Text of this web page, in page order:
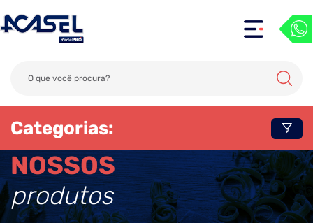
Categorias:
NOSSOS
produtos